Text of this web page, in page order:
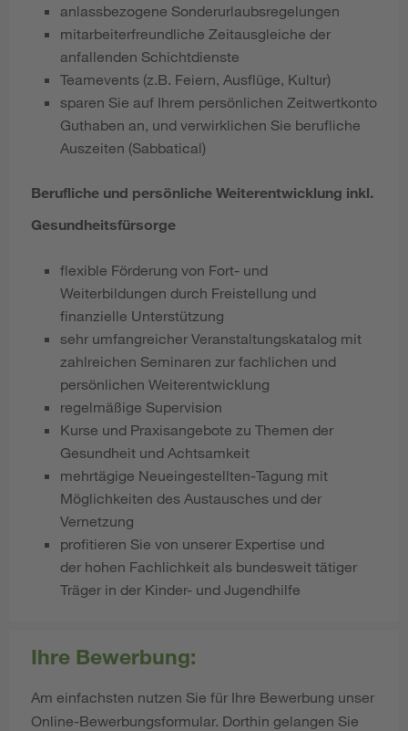
anlassbezogene Sonderurlaubsregelungen
mitarbeiterfreundliche Zeitausgleiche der
anfallenden Schichtdienste
Teamevents (z.B. Feiern, Ausflüge, Kultur)
sparen Sie auf Ihrem persönlichen Zeitwertkonto
Guthaben an, und verwirklichen Sie berufliche
Auszeiten (Sabbatical)
Berufliche und persönliche Weiterentwicklung inkl.
Gesundheitsfürsorge
flexible Förderung von Fort- und
Weiterbildungen durch Freistellung und
finanzielle Unterstützung
sehr umfangreicher Veranstaltungskatalog mit
zahlreichen Seminaren zur fachlichen und
persönlichen Weiterentwicklung
regelmäßige Supervision
Kurse und Praxisangebote zu Themen der
Gesundheit und Achtsamkeit
mehrtägige Neueingestellten-Tagung mit
Möglichkeiten des Austausches und der
Vernetzung
profitieren Sie von unserer Expertise und
der hohen Fachlichkeit als bundesweit tätiger
Träger in der Kinder- und Jugendhilfe
Ihre Bewerbung:
Am einfachsten nutzen Sie für Ihre Bewerbung unser
Online-Bewerbungsformular. Dorthin gelangen Sie